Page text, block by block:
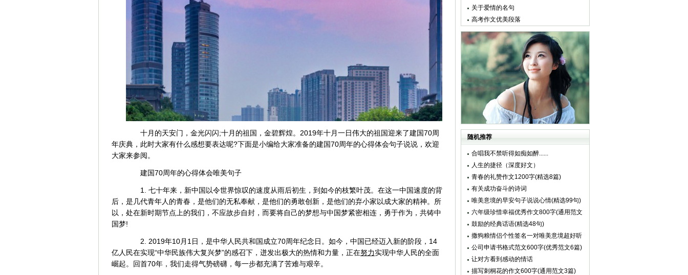
十月的天安门，金光闪闪;十月的祖国，金碧辉煌。2019年十月一日伟大的祖国迎来了建国70周
年庆典，此时大家有什么感想要表达呢?下面是小编给大家准备的建国70周年的心得体会句子说说，欢迎
大家来参阅。
建国70周年的心得体会唯美句子
1. 七十年来，新中国以令世界惊叹的速度从雨后初生，到如今的枝繁叶茂。在这一中国速度的背
后，是几代青年人的青春，是他们的无私奉献，是他们的勇敢创新，是他们的弃小家以成大家的精神。所
以，处在新时期节点上的我们，不应故步自封，而要将自己的梦想与中国梦紧密相连，勇于作为，共铸中
国梦!
2. 2019年10月1日，是中华人民共和国成立70周年纪念日。如今，中国已经迈入新的阶段，14
亿人民在实现“中华民族伟大复兴梦”的感召下，迸发出极大的热情和力量，正在努力实现中华人民的全面
崛起。回首70年，我们走得气势磅礴，每一步都充满了苦难与艰辛。
关于爱情的名句
高考作文优美段落
随机推荐
合唱我不禁听得如痴如醉......
人生的捷径（深度好文）
青春的礼赞作文1200字(精选8篇)
有关成功奋斗的诗词
唯美意境的早安句子说说心情(精选99句)
六年级珍惜幸福优秀作文800字(通用范文
5篇)
鼓励的经典话语(精选48句)
撒狗粮情侣个性签名一对唯美意境超好听
公司申请书格式范文600字(优秀范文6篇)
让对方看到感动的情话
描写刺桐花的作文600字(通用范文3篇)